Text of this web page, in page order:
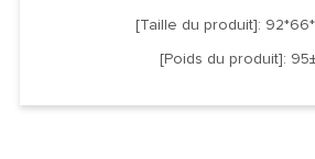
[Taille du produit]:
[Poids du produit]: